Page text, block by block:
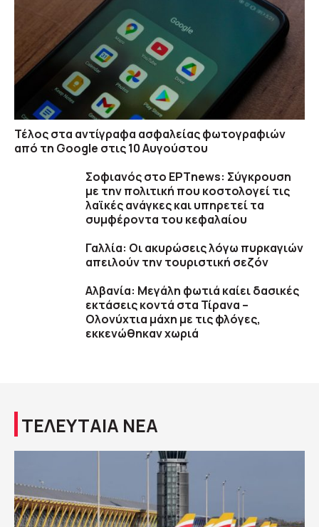
Τέλος στα αντίγραφα ασφαλείας φωτογραφιών
από τη Google στις 10 Αυγούστου
Σοφιανός στο ΕΡΤnews: Σύγκρουση
με την πολιτική που κοστολογεί τις
λαϊκές ανάγκες και υπηρετεί τα
συμφέροντα του κεφαλαίου
Γαλλία: Οι ακυρώσεις λόγω πυρκαγιών
απειλούν την τουριστική σεζόν
Αλβανία: Μεγάλη φωτιά καίει δασικές
εκτάσεις κοντά στα Τίρανα –
Ολονύχτια μάχη με τις φλόγες,
εκκενώθηκαν χωριά
ΤΕΛΕΥΤΑΙΑ ΝΕΑ